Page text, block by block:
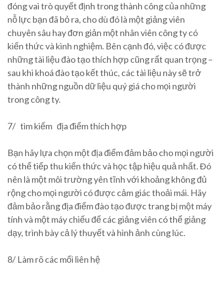
đóng vai trò quyết định trong thành công của những
nỗ lực bạn đã bỏ ra, cho dù đó là một giảng viên
chuyên sâu hay đơn giản một nhân viên công ty có
kiến thức và kinh nghiệm. Bên cạnh đó, việc có được
những tài liệu đào tạo thích hợp cũng rất quan trọng –
sau khi khoá đào tạo kết thúc, các tài liệu này sẽ trở
thành những nguồn dữ liệu quý giá cho mọi người
trong công ty.
7/ tìm kiếm địa điểm thích hợp
Bạn hãy lựa chọn một địa điểm đảm bảo cho mọi người
có thể tiếp thu kiến thức và học tập hiệu quả nhất. Đó
nên là một môi trường yên tĩnh với khoảng không đủ
rộng cho mọi người có được cảm giác thoải mái. Hãy
đảm bảo rằng địa điểm đào tạo được trang bị một máy
tính và một máy chiếu để các giảng viên có thể giảng
dạy, trình bày cả lý thuyết và hình ảnh cùng lúc.
8/ Làm rõ các mối liên hệ